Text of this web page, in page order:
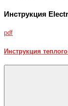
Инструкция
pdf
Инструкция